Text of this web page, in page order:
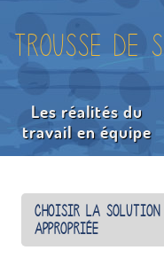
Trousse
Les réalités du
travail en équipe
Choisir la
appropriée